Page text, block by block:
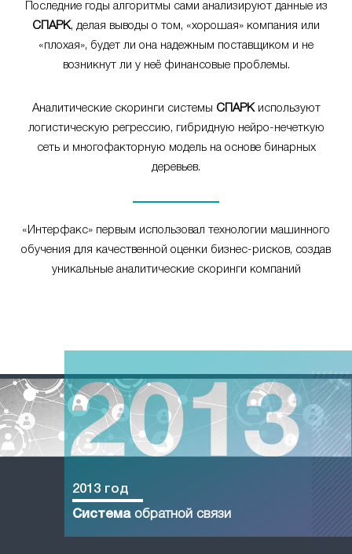
Последние годы алгоритмы сами анализируют данные из
СПАРК, делая выводы о том, «хорошая» компания или
«плохая», будет ли она надежным поставщиком и не
возникнут ли у неё финансовые проблемы.
Аналитические скоринги системы СПАРКиспользуют
логистическую регрессию, гибридную нейро-нечеткую
сеть и многофакторную модель на основе бинарных
деревьев.
«Интерфакс» первым использовал технологии машинного
обучения для качественной оценки бизнес-рисков, создав
уникальные аналитические скоринги компаний
2013 год
Системаобратной связи